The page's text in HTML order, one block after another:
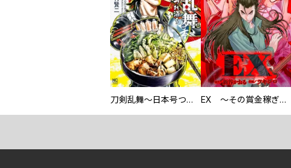
刀剣乱舞～日本号つれづれ酒～ EX ～その賞金稼ぎは、世界の出口を探す～【単行本版】